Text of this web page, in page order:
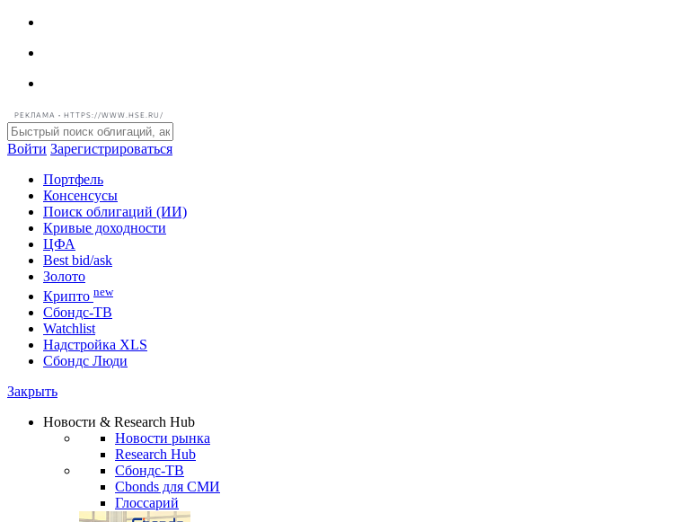
РЕКЛАМА • HTTPS://WWW.HSE.RU/
Войти Зарегистрироваться
Портфель
Консенсусы
Поиск облигаций (ИИ)
Кривые доходности
ЦФА
Best bid/ask
Золото
Криптоnew
Сбондс-ТВ
Надстройка XLS
Сбондс Люди
Новости & Research Hub
Новости рынка
Research Hub